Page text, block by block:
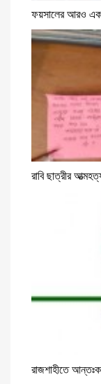
ফয়সালের আরও এক
রাবি ছাত্রীর
রাজশাহীতে